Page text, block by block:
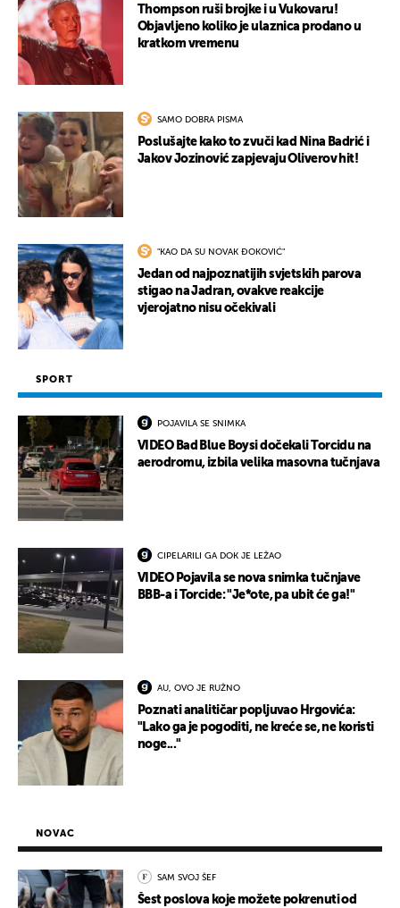
Thompson ruši brojke i u Vukovaru!
Objavljeno koliko je ulaznica prodano u
kratkom vremenu
SAMO DOBRA PISMA
Poslušajte kako to zvuči kad Nina Badrić i
Jakov Jozinović zapjevaju Oliverov hit!
"KAO DA SU NOVAK ĐOKOVIĆ"
Jedan od najpoznatijih svjetskih parova
stigao na Jadran, ovakve reakcije
vjerojatno nisu očekivali
SPORT
POJAVILA SE SNIMKA
VIDEO Bad Blue Boysi dočekali Torcidu na
aerodromu, izbila velika masovna tučnjava
CIPELARILI GA DOK JE LEŽAO
VIDEO Pojavila se nova snimka tučnjave
BBB-a i Torcide: "Je*ote, pa ubit će ga!"
AU, OVO JE RUŽNO
Poznati analitičar popljuvao Hrgovića:
"Lako ga je pogoditi, ne kreće se, ne koristi
noge..."
NOVAC
SAM SVOJ ŠEF
Šest poslova koje možete pokrenuti od